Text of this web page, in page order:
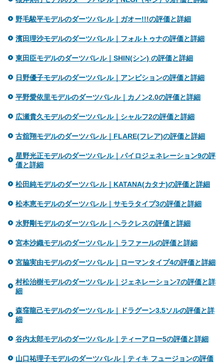
野毛駿平モデルのダーツバレル｜ガオー!!!の評価と詳細
濱田理沙モデルのダーツバレル｜フォルトゥナの評価と詳細
東田臣モデルのダーツバレル｜SHIN(シン) の評価と詳細
日野優子モデルのダーツバレル｜アンビションの評価と詳細
平野愛依里モデルのダーツバレル｜カノン2.0の評価と詳細
広瀬貴久モデルのダーツバレル｜シャルフ2の評価と詳細
古舘翔モデルのダーツバレル｜FLARE(フレア)の評価と詳細
星野光正モデルのダーツバレル｜パイロジェネレーション9の評
価と詳細
松田純モデルのダーツバレル｜KATANA(カタナ)の評価と詳細
松本恵モデルのダーツバレル｜サモラタイプ3の評価と詳細
水野剛モデルのダーツバレル｜ヘラクレスの評価と詳細
宮本沙織モデルのダーツバレル｜ラファールの評価と詳細
宮脇実由モデルのダーツバレル｜ローマンタイプ4の評価と詳細
村松治樹モデルのダーツバレル｜ジェネレーション7の評価と詳
細
森窪龍己モデルのダーツバレル｜ドラグーン3.5ソルの評価と詳
細
谷内太郎モデルのダーツバレル｜ティーアロー5の評価と詳細
山口祐理子モデルのダーツバレル｜ティキ フュージョンの評価